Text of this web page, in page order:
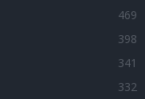
469
398
341
332